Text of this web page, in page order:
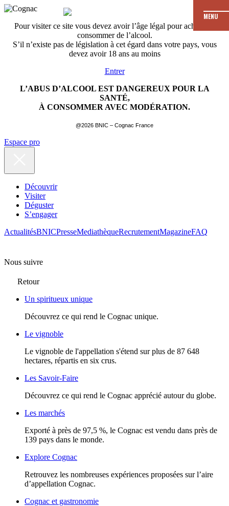
Pour visiter ce site vous devez avoir l’âge légal pour acheter et
consommer de l’alcool.
S’il n’existe pas de législation à cet égard dans votre pays, vous
devez avoir 18 ans au moins
Entrer
L’ABUS D’ALCOOL EST DANGEREUX POUR LA
SANTÉ,
À CONSOMMER AVEC MODÉRATION.
@2026 BNIC – Cognac France
MENU
Espace pro
Découvrir
Visiter
Déguster
S’engager
ActualitésBNICPresseMediathèqueRecrutementMagazineFAQ
Nous suivre
Retour
Un spiritueux unique
Découvrez ce qui rend le Cognac unique.
Le vignoble
Le vignoble de l'appellation s'étend sur plus de 87 648
hectares, répartis en six crus.
Les Savoir-Faire
Découvrez ce qui rend le Cognac apprécié autour du globe.
Les marchés
Exporté à près de 97,5 %, le Cognac est vendu dans près de
139 pays dans le monde.
Explore Cognac
Retrouvez les nombreuses expériences proposées sur l’aire
d’appellation Cognac.
Cognac et gastronomie